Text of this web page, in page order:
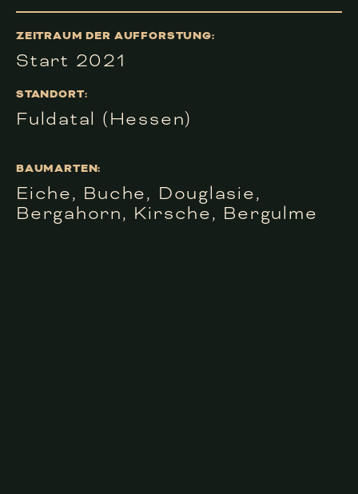
ZEITRAUM DER AUFFORSTUNG:
Start 2021
STANDORT:
Fuldatal (Hessen)
BAUMARTEN:
Eiche, Buche, Douglasie,
Bergahorn, Kirsche, Bergulme